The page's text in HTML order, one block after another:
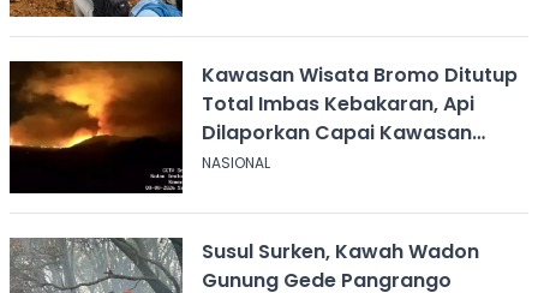
Kawasan Wisata Bromo Ditutup
Total Imbas Kebakaran, Api
Dilaporkan Capai Kawasan
Sabana
NASIONAL
Susul Surken, Kawah Wadon
Gunung Gede Pangrango